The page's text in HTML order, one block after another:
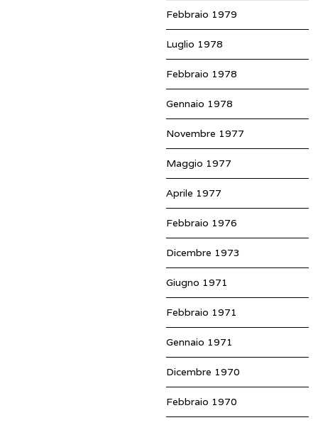
Febbraio 1979
Luglio 1978
Febbraio 1978
Gennaio 1978
Novembre 1977
Maggio 1977
Aprile 1977
Febbraio 1976
Dicembre 1973
Giugno 1971
Febbraio 1971
Gennaio 1971
Dicembre 1970
Febbraio 1970